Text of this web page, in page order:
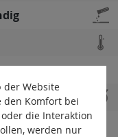
der Website
den Komfort bei
die Interaktion
werden nur